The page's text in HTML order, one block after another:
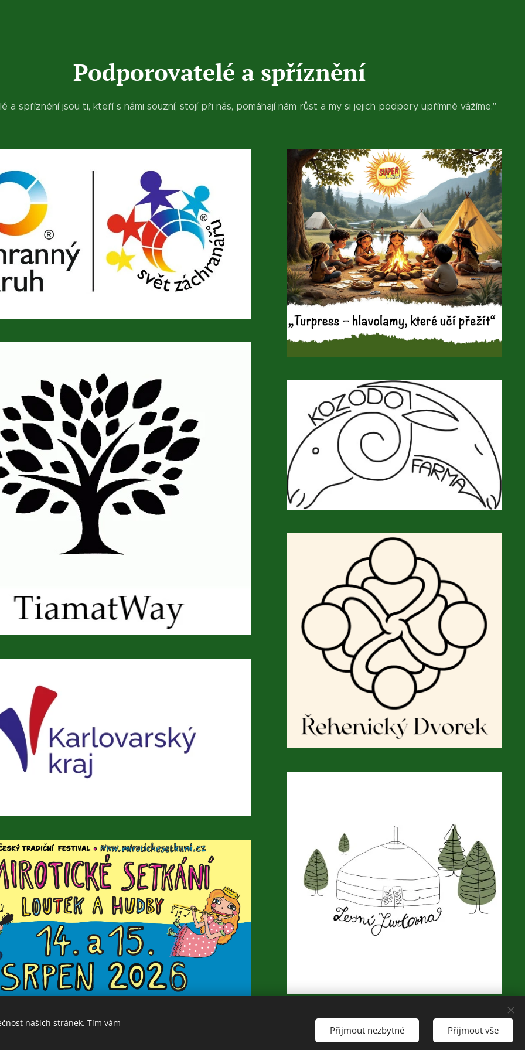
Podporovatelé a spříznění
a spříznění jsou ti, kteří s námi souzní, stojí při nás, pomáhají nám růst a my si jejich podpory upřímně vážíme."
našich stránek. Tím vám
Přijmout nezbytné Přijmout vše